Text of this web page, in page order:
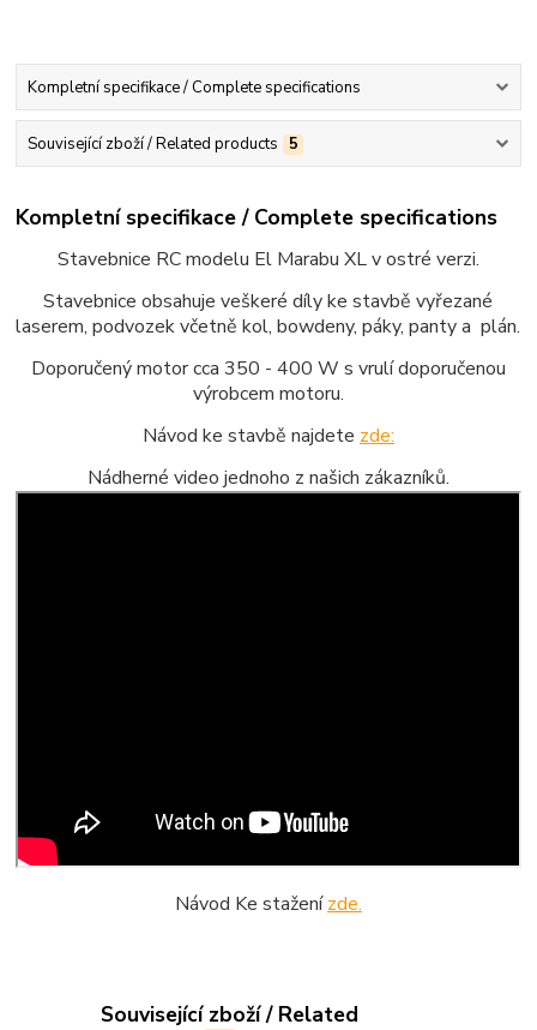
Kompletní specifikace / Complete specifications
Související zboží / Related products 5
Kompletní specifikace / Complete specifications
Stavebnice RC modelu El Marabu XL v ostré verzi.
Stavebnice obsahuje veškeré díly ke stavbě vyřezané
laserem, podvozek včetně kol, bowdeny, páky, panty a plán.
Doporučený motor cca 350 - 400 W s vrulí doporučenou
výrobcem motoru.
Návod ke stavbě najdete zde:
Nádherné video jednoho z našich zákazníků.
Návod Ke staženízde.
Související zboží / Related